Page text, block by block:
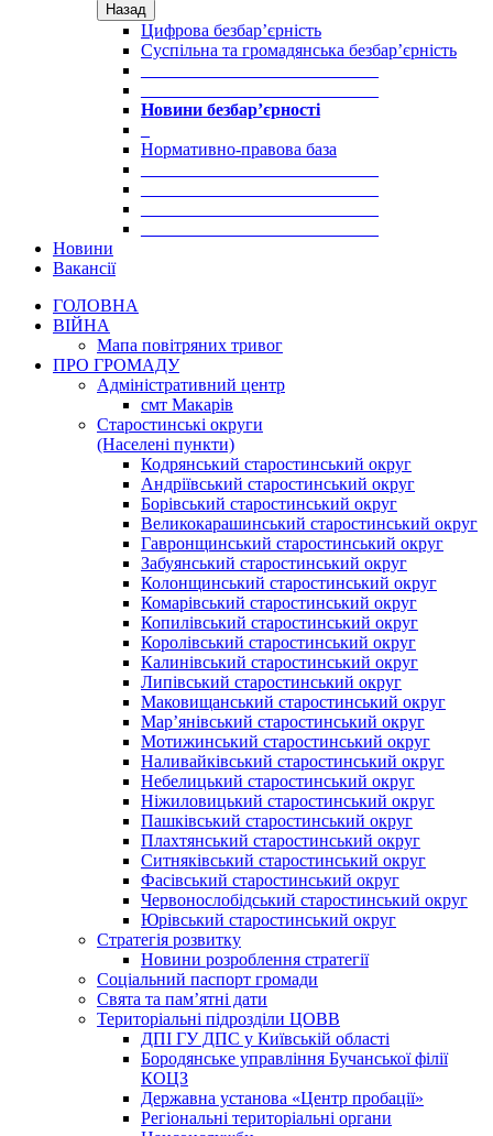
Назад
Цифрова безбар’єрність
Суспільна та громадянська безбар’єрність
Новини безбар’єрності
Нормативно-правова база
Новини
Вакансії
ГОЛОВНА
ВІЙНА
Мапа повітряних тривог
ПРО ГРОМАДУ
Aдміністративний центр
смт Макарів
Старостинські округи
(Населені пункти)
Кодрянський старостинський округ
Андріївський старостинський округ
Борівський старостинський округ
Великокарашинський старостинський округ
Гавронщинський старостинський округ
Забуянський старостинський округ
Колонщинський старостинський округ
Комарівський старостинський округ
Копилівський старостинський округ
Королівський старостинський округ
Калинівський старостинський округ
Липівський старостинський округ
Маковищанський старостинський округ
Мар’янівський старостинський округ
Мотижинський старостинський округ
Наливайківський старостинський округ
Небелицький старостинський округ
Ніжиловицький старостинський округ
Пашківський старостинський округ
Плахтянський старостинський округ
Ситняківський старостинський округ
Фасівський старостинський округ
Червонослобідський старостинський округ
Юрівський старостинський округ
Стратегія розвитку
Новини розроблення стратегії
Соціальний паспорт громади
Свята та пам’ятні дати
Територіальні підрозділи ЦОВВ
ДПІ ГУ ДПС у Київській області
Бородянське управління Бучанської філії
КОЦЗ
Державна установа «Центр пробації»
Регіональні територіальні органи